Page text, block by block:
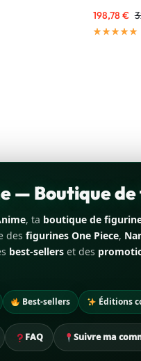
198,78€
— Boutique
, ta boutique de
des figurines One Piece,
best-sellers et des
Best-sellers Éditions
FAQ Suivre ma